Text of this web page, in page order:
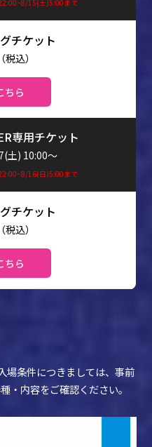
15(土)5:00まで
（税込）
ちら
専用チケット
土) 10:00～
16(日)5:00まで
（税込）
ちら
条件につきましては、事前
・内容をご確認ください。